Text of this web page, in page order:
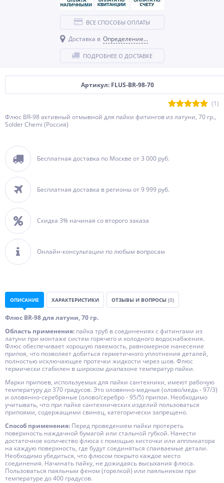
Артикул: FLUS-BR-98-70
(1)
Флюс BR-98 активный отмывной для пайки фитингов из латуни, 70 гр.,
Solder Chemi (Россия)
Бесплатная доставка по Москве от 3 000 руб.
Бесплатная доставка в регионы от 9 999 руб.
Скидка 3% начиная со второго заказа
Онлайн-консультации по любым вопросам
ВСЕ СПОСОБЫ ОПЛАТЫ
Доставка в Определение...
ПОДРОБНЕЕ О ДОСТАВКЕ
ОПИСАНИЕ ХАРАКТЕРИСТИКИ ОТЗЫВЫ И ВОПРОСЫ (0)
Флюс BR-98 для латуни, 70 гр.
Область применения: пайка труб в соединениях с фитингами из
латуни при монтаже систем горячего и холодного водоснабжения.
Флюс обеспечивает хорошую паяемость, равномерное нанесение
припоя, что позволяет добиться герметичного уплотнения деталей,
полностью исключающее протечки жидкости через шов. Флюс
термически стабилен в широком диапазоне температур пайки.
Марки припоев, используемых для пайки сантехники, имеют рабочую
температуру до 370 градусов. Это оловянно-медные (олово/медь - 97/3)
и оловянно-серебряные (олово/серебро - 95/5) припои. Необходимо
учитывать, что при пайке сантехнических изделий пользоваться
припоями, содержащими свинец, категорически запрещено.
Способ применения: Перед проведением пайки протереть
поверхность наждачной бумагой или стальной губкой. Нанести
достаточное количество флюса с помощью кисточки или аппликатора
на каждую поверхность, где будут соединяться спаиваемые детали.
Необходимо убедиться, что флюсом покрыто каждое место
соединения. Начинать пайку, не дожидаясь высыхания флюса.
Пользоваться паяльным феном (горелкой) или паяльником при
температуре до 400 градусов.